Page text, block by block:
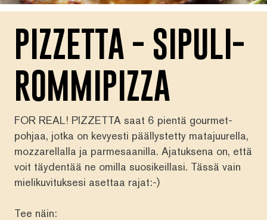
PIZZETTA - SIPULI-
ROMMIPIZZA
FOR REAL! PIZZETTA saat 6 pientä gourmet-
pohjaa, jotka on kevyesti päällystetty matajuurella,
mozzarellalla ja parmesaanilla. Ajatuksena on, että
voit täydentää ne omilla suosikeillasi. Tässä vain
mielikuvituksesi asettaa rajat:-)
Tee näin: